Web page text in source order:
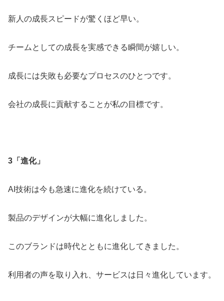
新人の成長スピードが驚くほど早い。
チームとしての成長を実感できる瞬間が嬉しい。
成長には失敗も必要なプロセスのひとつです。
会社の成長に貢献することが私の目標です。
3「進化」
AI技術は今も急速に進化を続けている。
製品のデザインが大幅に進化しました。
このブランドは時代とともに進化してきました。
利用者の声を取り入れ、サービスは日々進化しています。